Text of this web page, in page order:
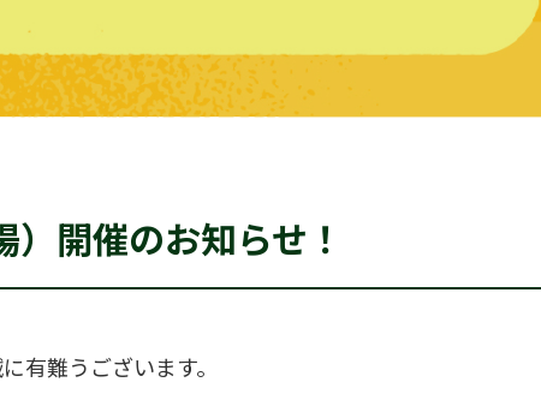
開催のお知らせ！
有難うございます。